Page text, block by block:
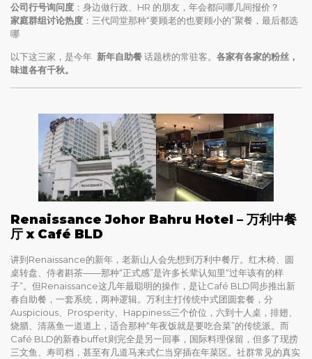
公司行号询问度 ：身边做行政、HR 的朋友，年会都问哪几间报价？
家庭群组讨论热度 ：三代同堂那种“要顾老的也要顾小的”聚餐，最后都选
哪
以下这三家，是今年 新年自助餐话题榜的常驻客。 各家有各家的粉丝，
味道各有千秋。
Renaissance Johor Bahru Hotel – 万利中餐
厅 x Café BLD
讲到Renaissance的新年，老新山人会先想到万利中餐厅。红木椅、圆
桌转盘、侍者斟茶——那种“正式感”是许多长辈认知里“过年该有的样
子”。但Renaissance这几年最聪明的操作，是让Café BLD同步推出新
春自助餐，一套系统，两种逻辑。万利主打传统中式团圆套餐，分
Auspicious、Prosperity、Happiness三个价位，六到十人桌，排翅、
烧腊、清蒸鱼一道道上，适合那种“年夜饭就是要吃合菜”的传统派。而
Café BLD的新春buffet则完全是另一回事，国际料理保留，但多了现捞
三文鱼、寿司档，甚至有几道马来式仁当穿插在年菜区。社群常见的真实